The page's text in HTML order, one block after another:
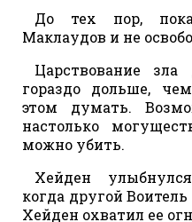
До тех пор,
Маклаудов и не
Царствование зла
гораздо дольше,
этом думать.
настолько
можно убить.
Хейден
когда другой
Хейден охватил ее